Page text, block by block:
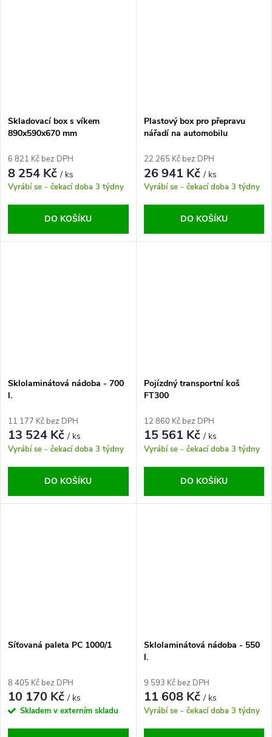
Skladovací box s víkem
890x590x670 mm
6 821 Kč bez DPH
8 254 Kč/ ks
Vyrábí se - čekací doba 3 týdny
DO KOŠÍKU
Plastový box pro přepravu
nářadí na automobilu
22 265 Kč bez DPH
26 941 Kč/ ks
Vyrábí se - čekací doba 3 týdny
DO KOŠÍKU
Sklolaminátová nádoba - 700
l.
11 177 Kč bez DPH
13 524 Kč/ ks
Vyrábí se - čekací doba 3 týdny
DO KOŠÍKU
Pojízdný transportní koš
FT300
12 860 Kč bez DPH
15 561 Kč/ ks
Vyrábí se - čekací doba 3 týdny
DO KOŠÍKU
Síťovaná paleta PC 1000/1
8 405 Kč bez DPH
10 170 Kč/ ks
Skladem v externím skladu
Sklolaminátová nádoba - 550
l.
9 593 Kč bez DPH
11 608 Kč/ ks
Vyrábí se - čekací doba 3 týdny